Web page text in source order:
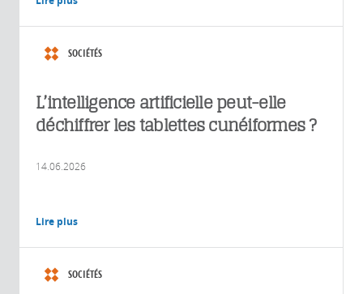
SOCIÉTÉS
L’intelligence artificielle peut-elle
déchiffrer les tablettes cunéiformes ?
14.06.2026
Lire plus
SOCIÉTÉS